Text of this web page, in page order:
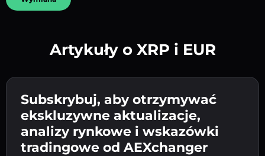
Wpisz adres swojego portfela
kryptowalutowego 👉 przejdź do następnego
kroku.
Potwierdź swoją tożsamość 👉 przejdź do
ostatniego kroku.
Wyślij depozyt 👉 odbierz kryptowalutę lub
walutę fiat w swoim portfelu.
Artykuły o XRP i EUR
Subskrybuj, aby otrzymywać
ekskluzywne aktualizacje,
analizy rynkowe i wskazówki
tradingowe od AEXchanger